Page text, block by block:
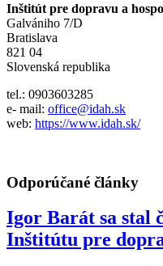
Inštitút pre dopravu a
Galvániho 7/D
Bratislava
821 04
Slovenská republika
tel.: 0903603285
e- mail: office@idah.sk
web: https://www.idah.sk/
Odporúčané články
Igor Barát sa stal
Inštitútu pre